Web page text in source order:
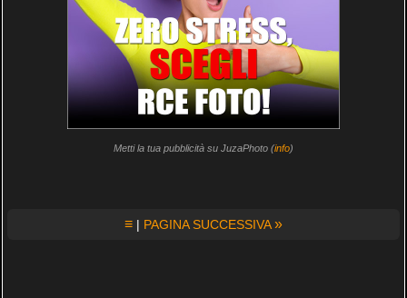
Metti la tua pubblicità su JuzaPhoto (info)
≡ | PAGINA SUCCESSIVA»